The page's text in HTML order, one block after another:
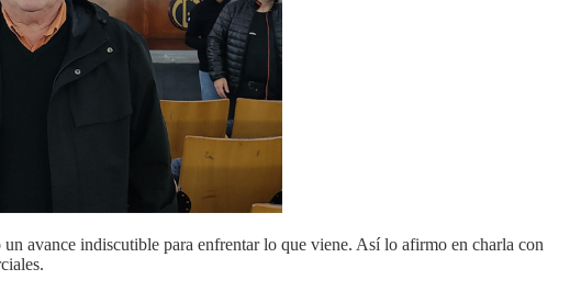
avance indiscutible para enfrentar lo que viene. Así lo afirmo en charla con